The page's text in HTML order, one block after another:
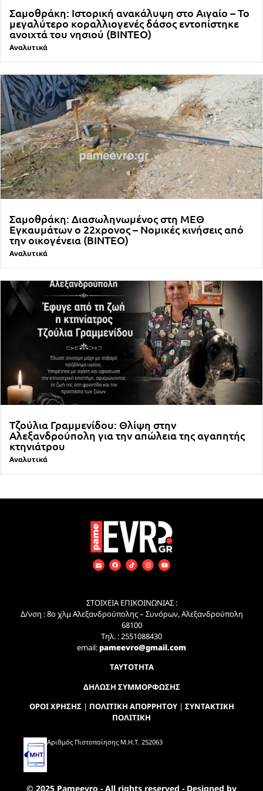
Σαμοθράκη: Ιστορική ανακάλυψη στο Αιγαίο – Το
μεγαλύτερο κοραλλιογενές δάσος εντοπίστηκε
ανοιχτά του νησιού (ΒΙΝΤΕΟ)
Αναλυτικά
Σαμοθράκη: Διασωληνωμένος στη ΜΕΘ
Εγκαυμάτων ο 22χρονος – Νομικές κινήσεις από
την οικογένεια (ΒΙΝΤΕΟ)
Αναλυτικά
Τζούλια Γραμμενίδου: Θλίψη στην
Αλεξανδρούπολη για την απώλεια της αγαπητής
κτηνιάτρου
Αναλυτικά
ΣΤΟΙΧΕΙΑ ΕΠΙΚΟΙΝΩΝΙΑΣ :
Δ/νση : 8ο χλμ Αλεξανδρούπολης – Συνόρων, Αλεξανδρούπολη
68100
Τηλ. : 2551088430
email:pameevro@gmail.com
ΤΑΥΤΟΤΗΤΑ
ΔΗΛΩΣΗ ΣΥΜΜΟΡΦΩΣΗΣ
ΟΡΟΙ ΧΡΗΣΗΣ| ΠΟΛΙΤΙΚΗ ΑΠΟΡΡΗΤΟΥ| ΣΥΝΤΑΚΤΙΚΗ
ΠΟΛΙΤΙΚΗ
Αριθμός Πιστοποίησης Μ.Η.Τ. 252063
© 2025 Pameevro - All rights reserved - Designed by